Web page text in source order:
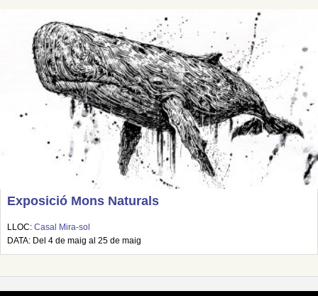
Exposició Mons Naturals
LLOC: Casal Mira-sol
DATA: Del 4 de maig al 25 de maig